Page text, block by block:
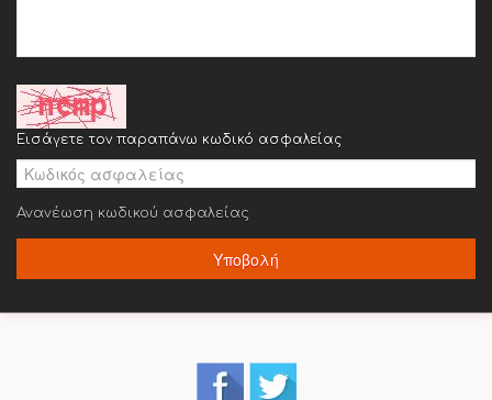
Εισάγετε τον παραπάνω κωδικό ασφαλείας
Ανανέωση κωδικού ασφαλείας
Υποβολή